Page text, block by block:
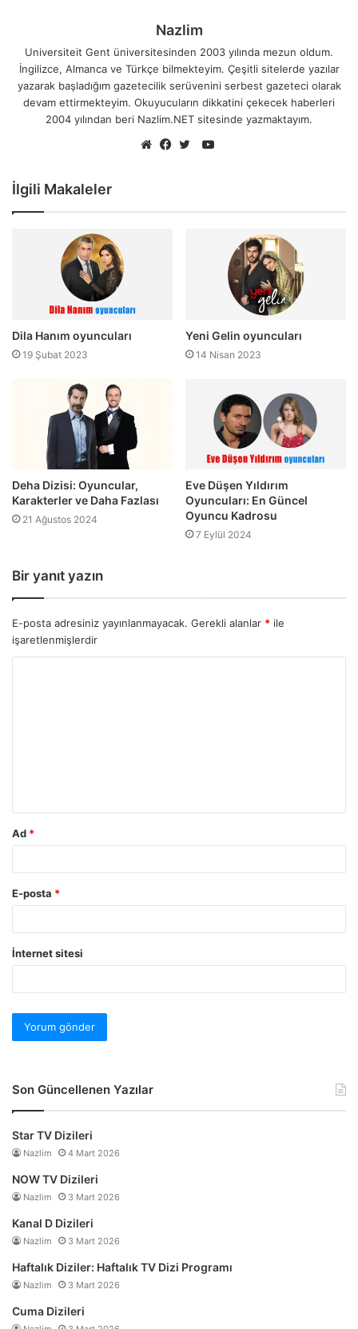
Nazlim
Universiteit Gent üniversitesinden 2003 yılında mezun oldum.
İngilizce, Almanca ve Türkçe bilmekteyim. Çeşitli sitelerde yazılar
yazarak başladığım gazetecilik serüvenini serbest gazeteci olarak
devam ettirmekteyim. Okuyucuların dikkatini çekecek haberleri
2004 yılından beri Nazlim.NET sitesinde yazmaktayım.
YouTube
İlgili Makaleler
Dila Hanım oyuncuları
19 Şubat 2023
Yeni Gelin oyuncuları
14 Nisan 2023
Deha Dizisi: Oyuncular,
Karakterler ve Daha Fazlası
21 Ağustos 2024
Eve Düşen Yıldırım
Oyuncuları: En Güncel
Oyuncu Kadrosu
7 Eylül 2024
Bir yanıt yazın
E-posta adresiniz yayınlanmayacak. Gerekli alanlar * ile
işaretlenmişlerdir
Ad *
E-posta *
İnternet sitesi
Son Güncellenen Yazılar
Star TV Dizileri
Nazlim 4 Mart 2026
NOW TV Dizileri
Nazlim 3 Mart 2026
Kanal D Dizileri
Nazlim 3 Mart 2026
Haftalık Diziler: Haftalık TV Dizi Programı
Nazlim 3 Mart 2026
Cuma Dizileri